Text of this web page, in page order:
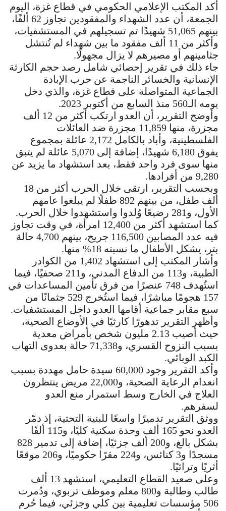
أكد المكتب الإعلامي الحكومي في قطاع غزة، اليوم
الجمعة، أن عدد الشهداء والمفقودين تجاوز 62 ألفًا،
بينهم 51,065 شهيدًا تم تسجيلهم في المستشفيات،
وأكثر من 11 ألف مفقود ما بين شهداء لم تُنتشل
جثامينهم أو مصيرهم لا يزال مجهولًا.
جاء ذلك في تقرير إحصائي شامل رصد حجم الكارثة
الإنسانية والخسائر الناجمة عن حرب الإبادة
الجماعية المتواصلة على قطاع غزة، والذي دخل
يومه الـ560 منذ السابع من أكتوبر 2023.
وأوضح التقرير، أن العدو ارتكب أكثر من 12 ألف
مجزرة، منها 11,859 مجزرة ضد العائلات
الفلسطينية، وأباد بالكامل 2,172 عائلة بمجموع
يفوق 6,180 شهيدًا، إضافة إلى 5,070 عائلة لم يتبق
منها سوى فرد واحد فقط، بعد استشهاد ما يزيد عن
9,280 من أفرادها.
وبحسب التقرير، ارتقى خلال الحرب أكثر من 18
ألف طفل، من بينهم 892 طفلًا لم يبلغوا عامهم
الأول، و281 رضيعًا وُلدوا واستشهدوا خلال الحرب.
كما استشهد أكثر من 12,400 امرأة، في وقت تجاوز
فيه عدد المصابين 116,500 جريح، بينهم 4,700 حالة
بتر، يشكل الأطفال ما نسبته 18% منها.
وأشار المكتب إلى استشهاد 1,402 من الكوادر
الطبية، و113 من الدفاع المدني، و211 صحفيًا، فيما
استُهدف 748 عنصرًا من فرق تأمين المساعدات في
157 هجومًا مباشرًا، فيما استُخرج 529 جثمانًا من
سبع مقابر جماعية أقامها العدو داخل المستشفيات.
وأظهر التقرير تدهورًا كارثيًا في الأوضاع الصحية،
حيث أصيب 2.13 مليون شخص بأمراض معدية
بسبب النزوح القسري، و71,338 حالة بعدوى التهاب
الكبد الوبائي.
وأكد التقرير وجود 60,000 سيدة حامل مهددة بسبب
انعدام الرعاية الصحية، و22,000 مريض ينتظرون
العلاج في الخارج وسط استمرار منع العدو
لسفرهم.
ووثق التقرير تدميرًا واسعًا للبنية التحتية، إذ دمّر
العدو نحو 165 ألف وحدة سكنية كليًا، و115 ألفًا
بشكل بالغ، و200 ألف جزئيًا، إضافة إلى تدمير 828
مسجدًا و3 كنائس، و224 مقرًا حكوميًا، و206 موقعًا
أثريًا وتراثيًا.
وعلى صعيد القطاع التعليمي، استشهد 13 ألف
طالب وطالبة و800 معلم وموظف تربوي، ودُمرت
506 مؤسسات تعليمية بين كلي وجزئي، فيما حُرم